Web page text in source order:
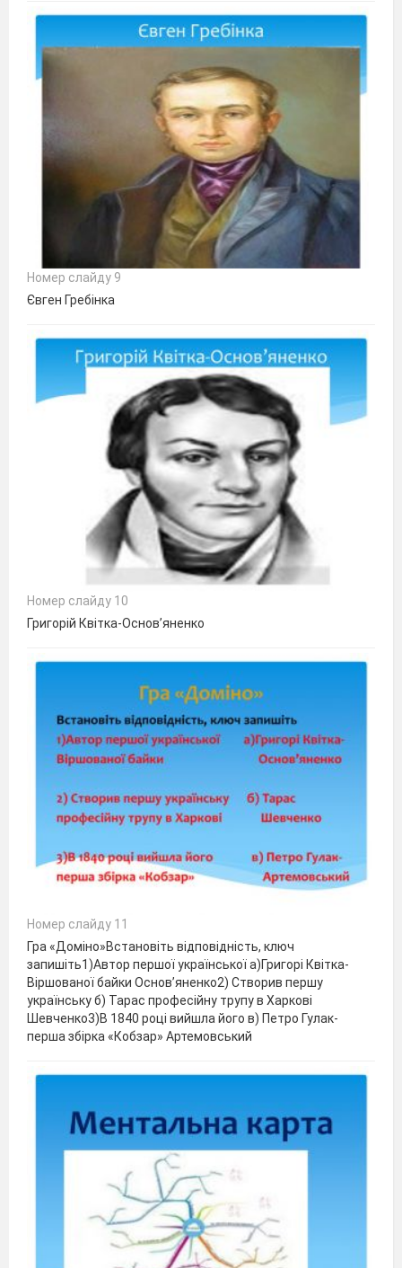
Номер слайду 9
Євген Гребінка
Номер слайду 10
Григорій Квітка-Основ’яненко
Номер слайду 11
Гра «Доміно»Встановіть відповідність, ключ
запишіть1)Автор першої української а)Григорі Квітка-
Віршованої байки Основ’яненко2) Створив першу
українську б) Тарас професійну трупу в Харкові
Шевченко3)В 1840 році вийшла його в) Петро Гулак-
перша збірка «Кобзар» Артемовський